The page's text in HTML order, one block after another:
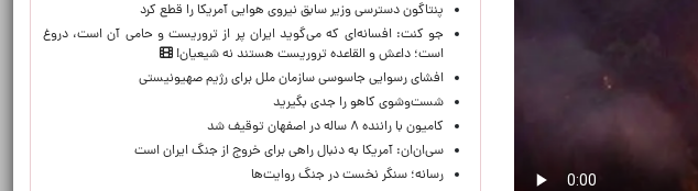
پنتاگون دسترسی وزیر سابق نیروی هوایی آمریکا را قطع کرد
جو کنت: افسانه‌ای که می‌گوید ایران پر از تروریست و حامی آن است، دروغ
است؛ داعش و القاعده تروریست هستند نه شیعیان!
افشای رسوایی جاسوسی سازمان ملل برای رژیم صهیونیستی
شست‌وشوی کاهو را جدی بگیرید
کامیون با راننده ۸ ساله در اصفهان توقیف شد
سی‌ان‌ان: آمریکا به دنبال راهی برای خروج از جنگ ایران است
رسانه؛ سنگر نخست در جنگ روایت‌ها